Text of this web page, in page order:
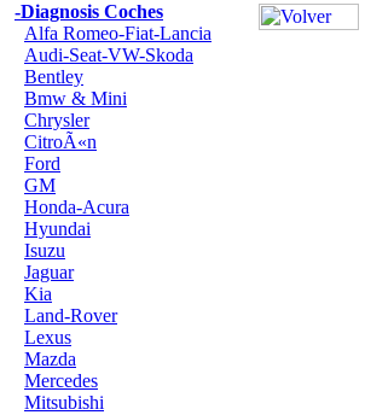
-Diagnosis Coches
Alfa Romeo-Fiat-Lancia
Audi-Seat-VW-Skoda
Bentley
Bmw & Mini
Chrysler
CitroÃ«n
Ford
GM
Honda-Acura
Hyundai
Isuzu
Jaguar
Kia
Land-Rover
Lexus
Mazda
Mercedes
Mitsubishi